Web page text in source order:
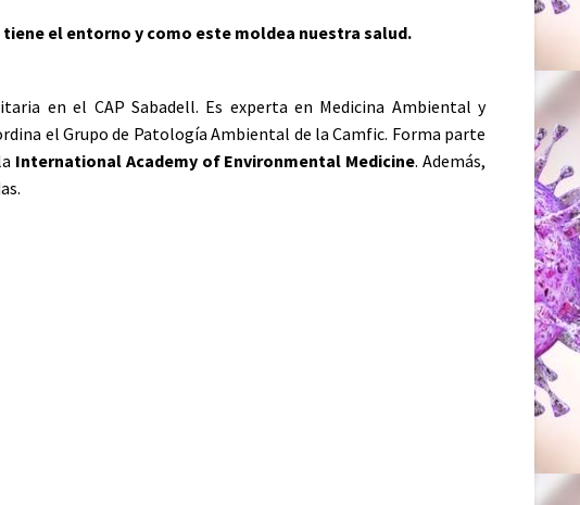
tiene el entorno y como este moldea nuestra salud.
en el CAP Sabadell. Es experta en Medicina Ambiental y
el Grupo de Patología Ambiental de la Camfic. Forma parte
International Academy of Environmental Medicine. Además,